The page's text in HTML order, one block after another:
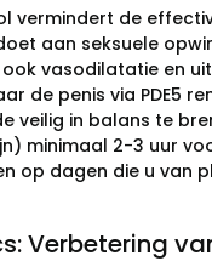
vermindert de
aan seksuele
vasodilatatie en
de penis via PDE5
veilig in balans te
minimaal 2-3 uur
op dagen die u van
Verbetering